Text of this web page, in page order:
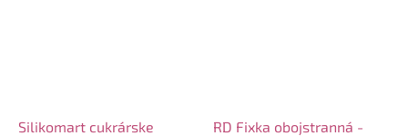
Silikomart cukrárske
RD Fixka obojstranná -